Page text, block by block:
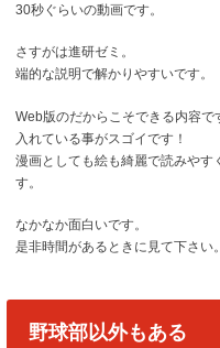
30秒ぐらいの動画です。
さすがは進研ゼミ。
端的な説明で解かりやすいです。
Web版のだからこそできる内容
入れている事がスゴイです！
漫画としても絵も綺麗で読みやす
す。
なかなか面白いです。
是非時間があるときに見て下さい。
野球部以外もある